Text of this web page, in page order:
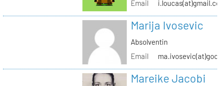
Email
Marija Ivosevic
Absolventin
Email
Mareike Jacobi